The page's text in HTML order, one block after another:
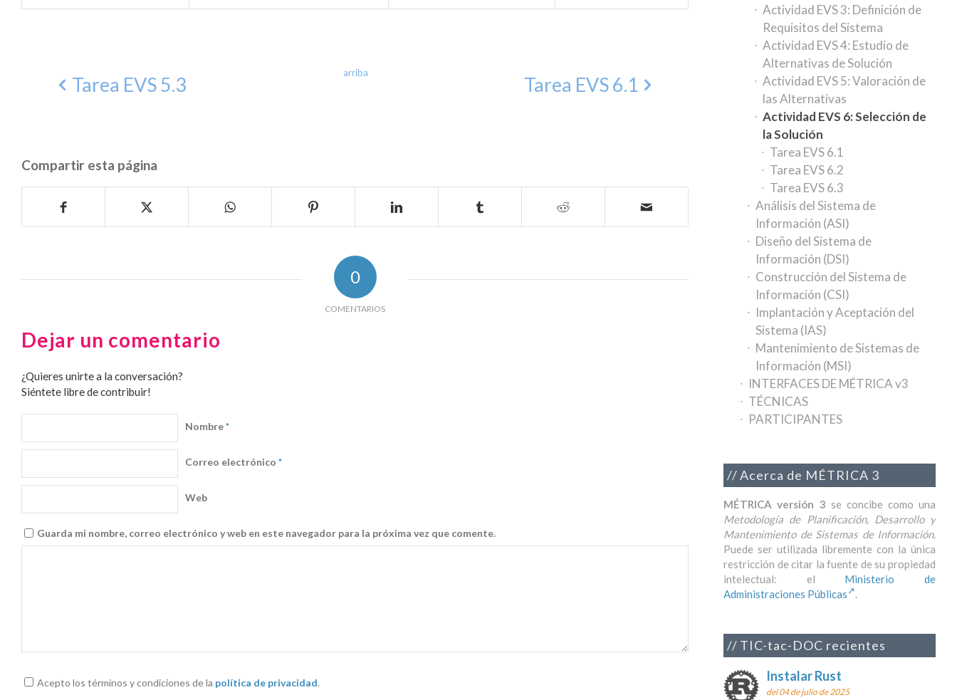
Tarea EVS 5.3 arriba Tarea EVS 6.1
Compartir esta página
0
COMENTARIOS
Dejar un comentario
¿Quieres unirte a la conversación?
Siéntete libre de contribuir!
Nombre*
Correo electrónico *
Web
Guarda mi nombre, correo electrónico y web en este navegador para la próxima vez que comente.
Acepto los términos y condiciones de la política de privacidad.
Actividad EVS 3: Definición de
Requisitos del Sistema
Actividad EVS 4: Estudio de
Alternativas de Solución
Actividad EVS 5: Valoración de
las Alternativas
Actividad EVS 6: Selección de
la Solución
Tarea EVS 6.1
Tarea EVS 6.2
Tarea EVS 6.3
Análisis del Sistema de
Información (ASI)
Diseño del Sistema de
Información (DSI)
Construcción del Sistema de
Información (CSI)
Implantación y Aceptación del
Sistema (IAS)
Mantenimiento de Sistemas de
Información (MSI)
INTERFACES DE MÉTRICA v3
TÉCNICAS
PARTICIPANTES
Acerca de MÉTRICA 3
MÉTRICA versión 3 se concibe como una
Metodología de Planificación, Desarrollo y
Mantenimiento de Sistemas de Información.
Puede ser utilizada libremente con la única
restricción de citar la fuente de su propiedad
intelectual: el Ministerio de
Administraciones Públicas
.
TIC-tac-DOC recientes
Instalar Rust
del 04 de julio de 2025